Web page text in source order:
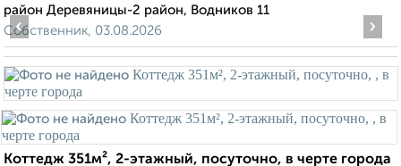
район Деревяницы-2 район, Водников 11
Собственник, 03.08.2026
‹ ›
Коттедж 351м², 2-этажный, посуточно, в черте города